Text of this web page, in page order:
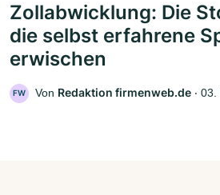
Zollabwicklung: Die
die selbst erfahrene
erwischen
FW Von Redaktion firmenweb.de ‧ 03.